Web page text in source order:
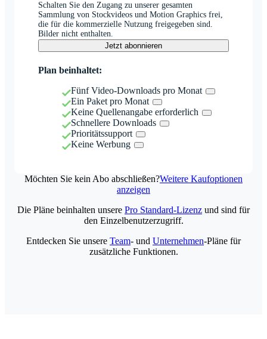
Schalten Sie den Zugang zu unserer gesamten
Sammlung von Stockvideos und Motion Graphics frei,
die für die kommerzielle Nutzung freigegeben sind.
Bilder nicht enthalten.
Jetzt abonnieren
Plan beinhaltet:
Fünf Video-Downloads pro Monat
Ein Paket pro Monat
Keine Quellenangabe erforderlich
Schnellere Downloads
Prioritätssupport
Keine Werbung
Möchten Sie kein Abo abschließen?Weitere Kaufoptionen
anzeigen
Die Pläne beinhalten unsere Pro Standard-Lizenz und sind für
den Einzelbenutzerzugriff.
Entdecken Sie unsere Team- und Unternehmen-Pläne für
zusätzliche Funktionen.